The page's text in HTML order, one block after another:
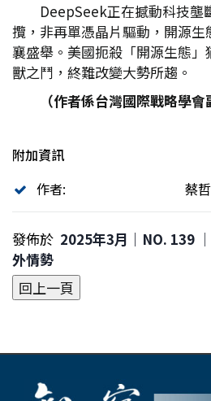
DeepSeek正在撼動科技壟
攬，非再單憑晶片驅動，開源
襄盛舉。美國扼殺「開源生態
獸之鬥，終難改變大勢所趨。
（作者係台灣國際戰略學會
附加資訊
作者:
蔡
發佈於 2025年3月｜NO. 139
外情勢